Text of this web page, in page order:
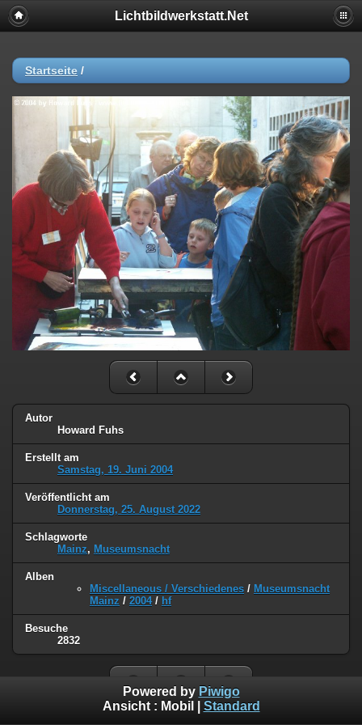
Lichtbildwerkstatt.Net
Startseite /
Autor
Howard Fuhs
Erstellt am
Samstag, 19. Juni 2004
Veröffentlicht am
Donnerstag, 25. August 2022
Schlagworte
Mainz, Museumsnacht
Alben
Miscellaneous / Verschiedenes / Museumsnacht
Mainz / 2004/ hf
Besuche
2832
Powered by Piwigo
Ansicht : Mobil Standard